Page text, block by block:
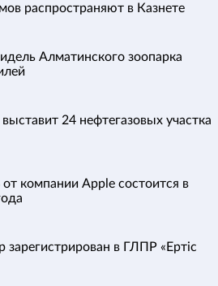
распространяют в Казнете
Алматинского зоопарка
24 нефтегазовых участка
компании Apple состоится в
зарегистрирован в ГЛПР «Ертіс